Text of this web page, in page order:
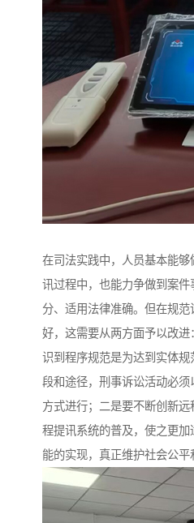
在司法实践中，人员基本能
讯过程中，也能力争做到案
分、适用法律准确。但在规
好，这需要从两方面予以改
识到程序规范是为达到实体
段和途径，刑事诉讼活动必须
方式进行；二是要不断创新
程提讯系统的普及，使之更加
能的实现，真正维护社会公平